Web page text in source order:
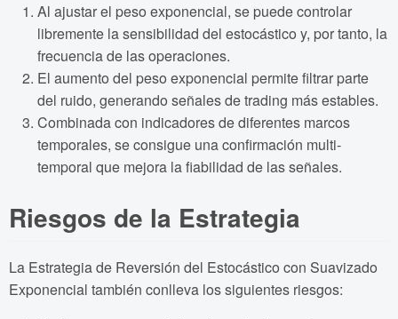
Al ajustar el peso exponencial, se puede controlar
libremente la sensibilidad del estocástico y, por tanto, la
frecuencia de las operaciones.
El aumento del peso exponencial permite filtrar parte
del ruido, generando señales de trading más estables.
Combinada con indicadores de diferentes marcos
temporales, se consigue una confirmación multi-
temporal que mejora la fiabilidad de las señales.
Riesgos de la Estrategia
La Estrategia de Reversión del Estocástico con Suavizado
Exponencial también conlleva los siguientes riesgos: